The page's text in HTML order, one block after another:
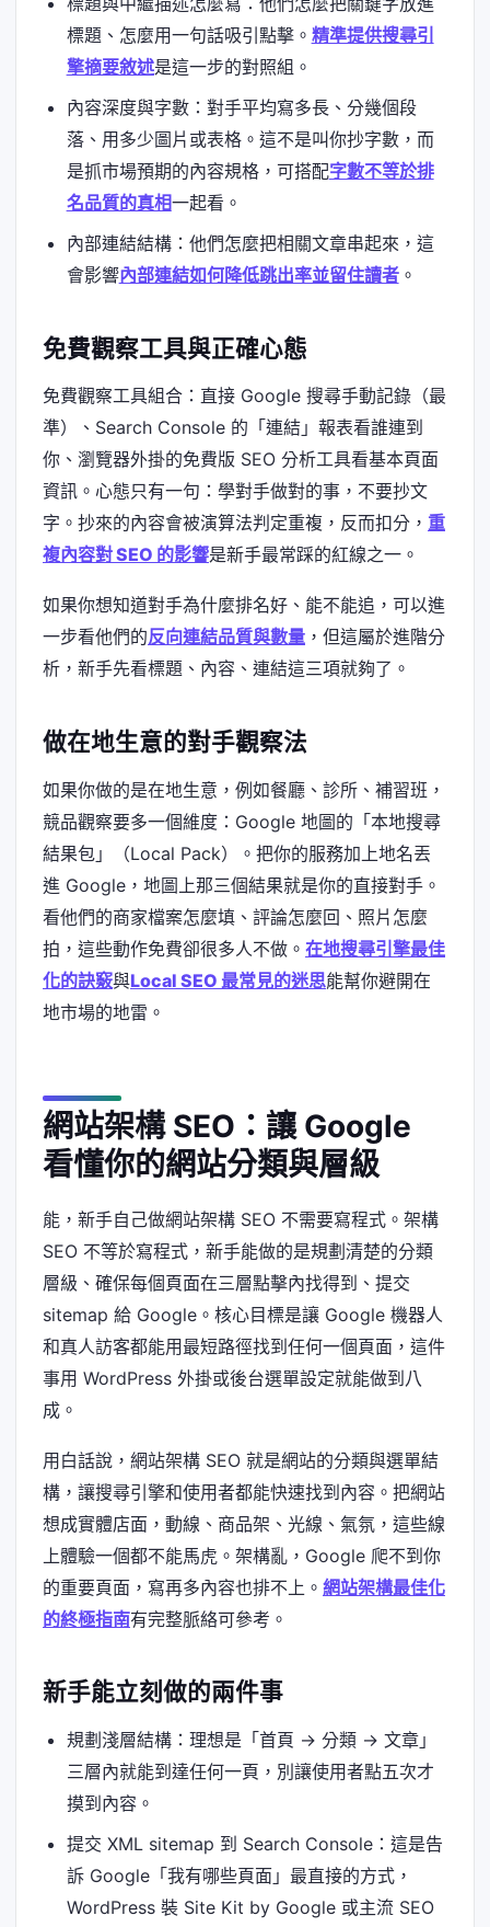
標題、怎麼用一句話吸引點擊。 精準提供搜尋引
擎摘要敘述是這一步的對照組。
內容深度與字數：對手平均寫多長、分幾個段
落、用多少圖片或表格。這不是叫你抄字數，而
是抓市場預期的內容規格，可搭配字數不等於排
名品質的真相一起看。
內部連結結構：他們怎麼把相關文章串起來，這
會影響內部連結如何降低跳出率並留住讀者。
免費觀察工具與正確心態
免費觀察工具組合：直接 Google 搜尋手動記錄（最
準）、Search Console 的「連結」報表看誰連到
你、瀏覽器外掛的免費版 SEO 分析工具看基本頁面
資訊。心態只有一句：學對手做對的事，不要抄文
字。抄來的內容會被演算法判定重複，反而扣分， 重
複內容對 SEO 的影響是新手最常踩的紅線之一。
如果你想知道對手為什麼排名好、能不能追，可以進
一步看他們的反向連結品質與數量 ，但這屬於進階分
析，新手先看標題、內容、連結這三項就夠了。
做在地生意的對手觀察法
如果你做的是在地生意，例如餐廳、診所、補習班，
競品觀察要多一個維度：Google 地圖的「本地搜尋
結果包」（Local Pack）。把你的服務加上地名丟
進 Google，地圖上那三個結果就是你的直接對手。
看他們的商家檔案怎麼填、評論怎麼回、照片怎麼
拍，這些動作免費卻很多人不做。 在地搜尋引擎最佳
化的訣竅與Local SEO 最常見的迷思能幫你避開在
地市場的地雷。
網站架構 SEO：讓 Google
看懂你的網站分類與層級
能，新手自己做網站架構 SEO 不需要寫程式。架構
SEO 不等於寫程式，新手能做的是規劃清楚的分類
層級、確保每個頁面在三層點擊內找得到、提交
sitemap 給 Google。核心目標是讓 Google 機器人
和真人訪客都能用最短路徑找到任何一個頁面，這件
事用 WordPress 外掛或後台選單設定就能做到八
成。
用白話說，網站架構 SEO 就是網站的分類與選單結
構，讓搜尋引擎和使用者都能快速找到內容。把網站
想成實體店面，動線、商品架、光線、氣氛，這些線
上體驗一個都不能馬虎。架構亂，Google 爬不到你
的重要頁面，寫再多內容也排不上。 網站架構最佳化
的終極指南有完整脈絡可參考。
新手能立刻做的兩件事
規劃淺層結構：理想是「首頁 → 分類 → 文章」
三層內就能到達任何一頁，別讓使用者點五次才
摸到內容。
提交 XML sitemap 到 Search Console：這是告
訴 Google「我有哪些頁面」最直接的方式，
WordPress 裝 Site Kit by Google 或主流 SEO